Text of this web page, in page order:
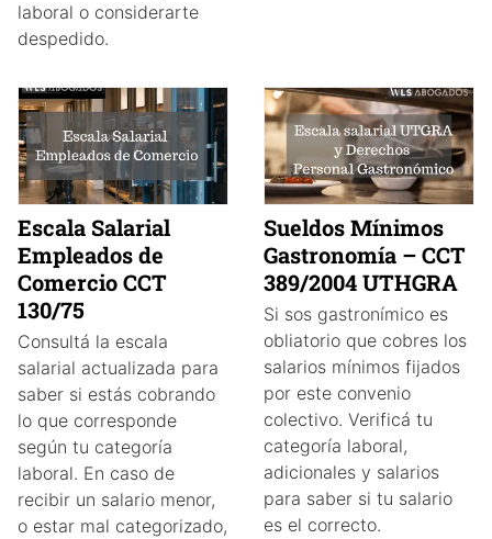
laboral o considerarte
despedido.
Escala Salarial
Empleados de
Comercio CCT
130/75
Consultá la escala
salarial actualizada para
saber si estás cobrando
lo que corresponde
según tu categoría
laboral. En caso de
recibir un salario menor,
o estar mal categorizado,
Sueldos Mínimos
Gastronomía – CCT
389/2004 UTHGRA
Si sos gastronímico es
obliatorio que cobres los
salarios mínimos fijados
por este convenio
colectivo. Verificá tu
categoría laboral,
adicionales y salarios
para saber si tu salario
es el correcto.